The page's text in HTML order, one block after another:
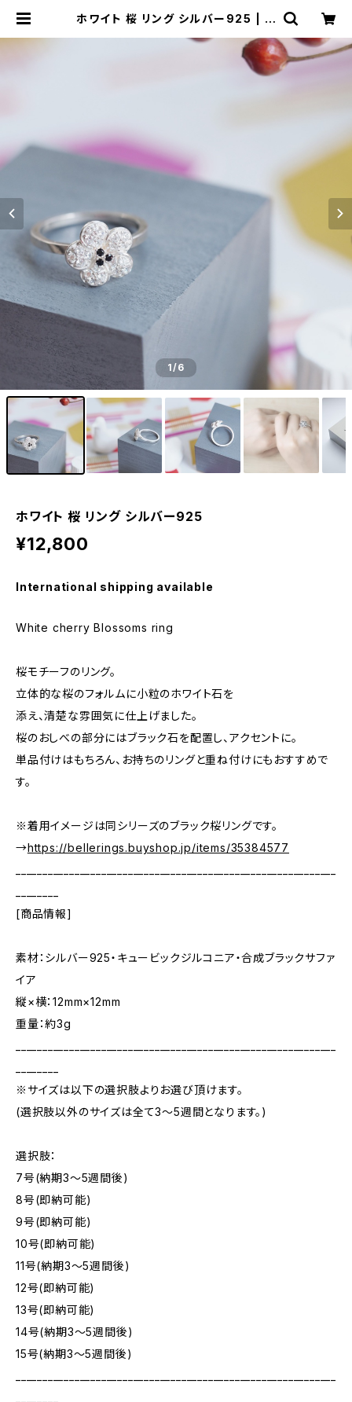
ホワイト 桜 リング シルバー925 | ク
レディース メンズ アクセサリー ネッ
クレス ピアス 指輪 ギフト
1/6
ホワイト 桜 リング シルバー925
¥12,800
International shipping available
White cherry Blossoms ring
桜モチーフのリング。
立体的な桜のフォルムに小粒のホワイト石を
添え、清楚な雰囲気に仕上げました。
桜のおしべの部分にはブラック石を配置し、アクセントに。
単品付けはもちろん、お持ちのリングと重ね付けにもおすすめで
す。
※着用イメージは同シリーズのブラック桜リングです。
→https://bellerings.buyshop.jp/items/35384577
[商品情報]
素材：シルバー925・キュービックジルコニア・合成ブラックサファ
イア
縦×横：12mm×12mm
重量：約3g
※サイズは以下の選択肢よりお選び頂けます。
(選択肢以外のサイズは全て3～5週間となります。)
選択肢：
7号(納期3～5週間後)
8号(即納可能)
9号(即納可能)
10号(即納可能)
11号(納期3～5週間後)
12号(即納可能)
13号(即納可能)
14号(納期3～5週間後)
15号(納期3～5週間後)